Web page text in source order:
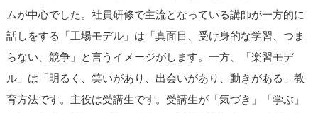
ムが中心でした。社員研修で主流となっている講師が一方的に
話しをする「工場モデル」は「真面目、受け身的な学習、つま
らない、競争」と言うイメージがします。一方、「楽習モデ
ル」は「明るく、笑いがあり、出会いがあり、動きがある」教
育方法です。主役は受講生です。受講生が「気づき」「学ぶ」